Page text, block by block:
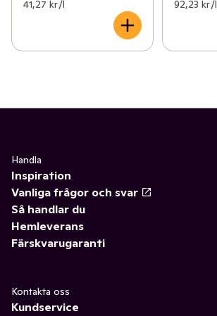
41,27 kr /l 92,23 kr /l
Handla
Inspiration
Vanliga frågor och svar
Så handlar du
Hemleverans
Färskvarugaranti
Kontakta oss
Kundservice